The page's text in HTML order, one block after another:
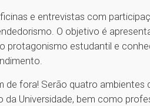
e entrevistas com
O objetivo é
protagonismo estudantil e
de fora! Serão quatro ambientes
Universidade, bem como